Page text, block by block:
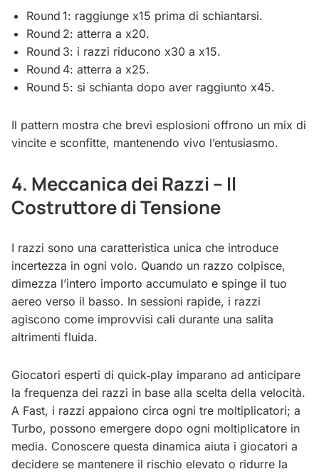
Round 1: raggiunge x15 prima di schiantarsi.
Round 2: atterra a x20.
Round 3: i razzi riducono x30 a x15.
Round 4: atterra a x25.
Round 5: si schianta dopo aver raggiunto x45.
Il pattern mostra che brevi esplosioni offrono un mix di
vincite e sconfitte, mantenendo vivo l’entusiasmo.
4. Meccanica dei Razzi – Il
Costruttore di Tensione
I razzi sono una caratteristica unica che introduce
incertezza in ogni volo. Quando un razzo colpisce,
dimezza l’intero importo accumulato e spinge il tuo
aereo verso il basso. In sessioni rapide, i razzi
agiscono come improvvisi cali durante una salita
altrimenti fluida.
Giocatori esperti di quick‑play imparano ad anticipare
la frequenza dei razzi in base alla scelta della velocità.
A Fast, i razzi appaiono circa ogni tre moltiplicatori; a
Turbo, possono emergere dopo ogni moltiplicatore in
media. Conoscere questa dinamica aiuta i giocatori a
decidere se mantenere il rischio elevato o ridurre la